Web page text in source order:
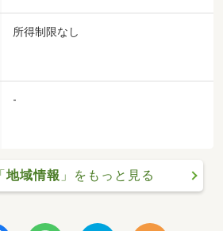
所得制限なし
-
地域情報 」をもっと見る